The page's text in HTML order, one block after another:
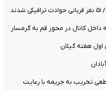
هفته گیلان
تخریب به جریمه با رعایت